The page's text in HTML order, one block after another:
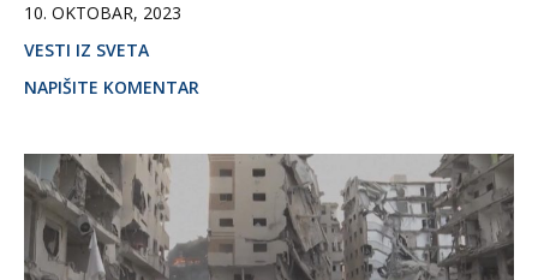
10. OKTOBAR, 2023
VESTI IZ SVETA
NAPIŠITE KOMENTAR